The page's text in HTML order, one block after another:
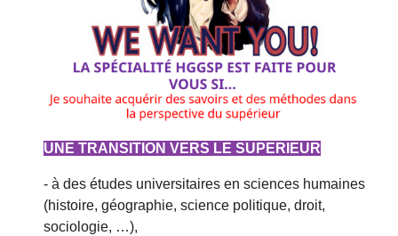
UNE TRANSITION VERS LE SUPERIEUR
- à des études universitaires en sciences humaines
(histoire, géographie, science politique, droit,
sociologie, …),